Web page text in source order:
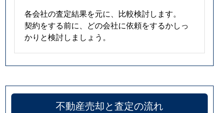
各会社の査定結果を元に、比較検討します。
契約をする前に、どの会社に依頼をするかしっ
かりと検討しましょう。
不動産売却と査定の流れ